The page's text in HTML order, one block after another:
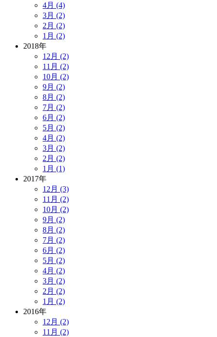
4月 (4)
3月 (2)
2月 (2)
1月 (2)
2018年
12月 (2)
11月 (2)
10月 (2)
9月 (2)
8月 (2)
7月 (2)
6月 (2)
5月 (2)
4月 (2)
3月 (2)
2月 (2)
1月 (1)
2017年
12月 (3)
11月 (2)
10月 (2)
9月 (2)
8月 (2)
7月 (2)
6月 (2)
5月 (2)
4月 (2)
3月 (2)
2月 (2)
1月 (2)
2016年
12月 (2)
11月 (2)